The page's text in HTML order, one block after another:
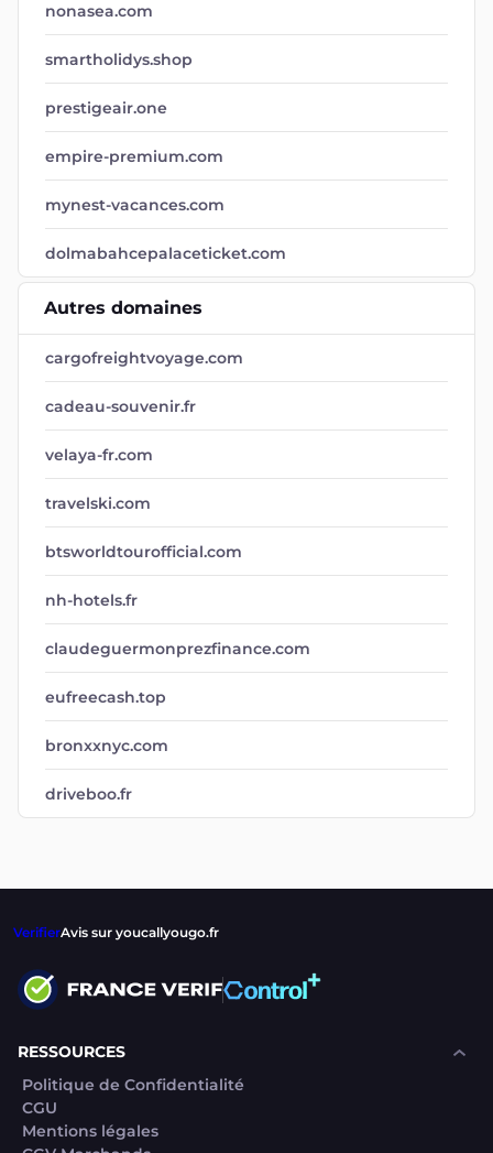
nonasea.com
smartholidys.shop
prestigeair.one
empire-premium.com
mynest-vacances.com
dolmabahcepalaceticket.com
Autres domaines
cargofreightvoyage.com
cadeau-souvenir.fr
velaya-fr.com
travelski.com
btsworldtourofficial.com
nh-hotels.fr
claudeguermonprezfinance.com
eufreecash.top
bronxxnyc.com
driveboo.fr
VerifierAvis sur youcallyougo.fr
RESSOURCES
Politique de Confidentialité
CGU
Mentions légales